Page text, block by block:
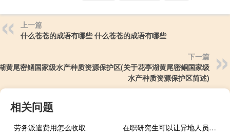
上一篇
什么苍苍的成语有哪些 什么苍苍的成语有哪些
下一篇
黄尾密鲴国家级水产种质资源保护区(关于花亭湖黄尾密鲴国家级
水产种质资源保护区简述)
相关问题
劳务派遣费用怎么收取
在职研究生可以让异地人员报考吗